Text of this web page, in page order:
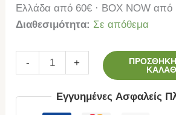
Ελλάδα από 60€ · BOX NOW από
Διαθεσιμότητα: Σε απόθεμα
- +
Εγγυημένες Ασφαλείς